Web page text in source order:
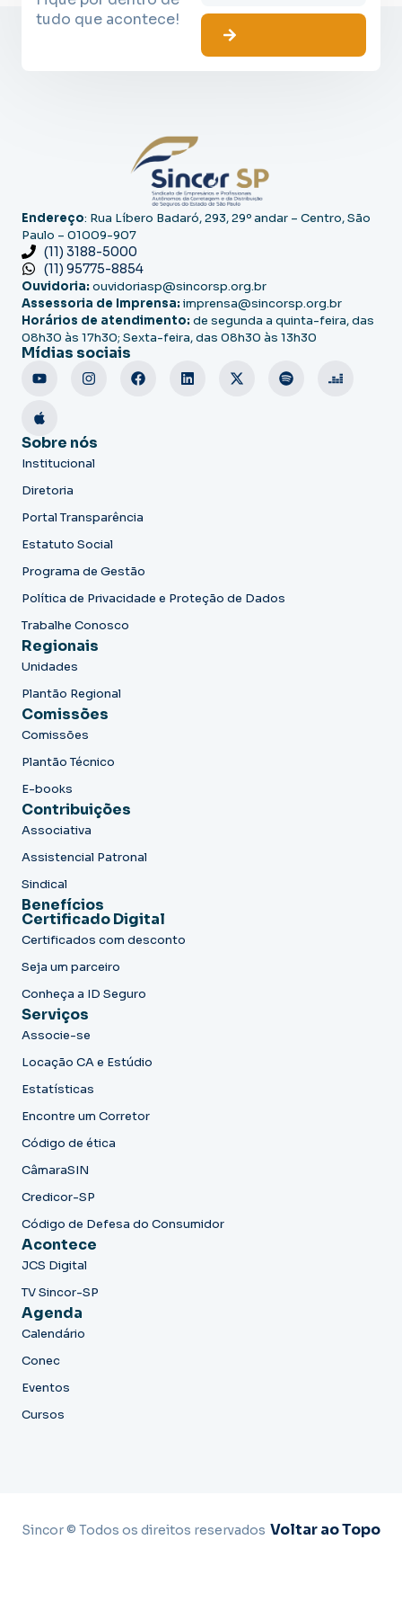
tudo que acontece!
Endereço: Rua Líbero Badaró, 293, 29º andar – Centro, São
Paulo – 01009-907
(11) 3188-5000
(11) 95775-8854
Ouvidoria: ouvidoriasp@sincorsp.org.br
Assessoria de Imprensa: imprensa@sincorsp.org.br
Horários de atendimento: de segunda a quinta-feira, das
08h30 às 17h30; Sexta-feira, das 08h30 às 13h30
Mídias sociais
Sobre nós
Institucional
Diretoria
Portal Transparência
Estatuto Social
Programa de Gestão
Política de Privacidade e Proteção de Dados
Trabalhe Conosco
Regionais
Unidades
Plantão Regional
Comissões
Comissões
Plantão Técnico
E-books
Contribuições
Associativa
Assistencial Patronal
Sindical
Benefícios
Certificado Digital
Certificados com desconto
Seja um parceiro
Conheça a ID Seguro
Serviços
Associe-se
Locação CA e Estúdio
Estatísticas
Encontre um Corretor
Código de ética
CâmaraSIN
Credicor-SP
Código de Defesa do Consumidor
Acontece
JCS Digital
TV Sincor-SP
Agenda
Calendário
Conec
Eventos
Cursos
Sincor © Todos os direitos reservados Voltar ao Topo